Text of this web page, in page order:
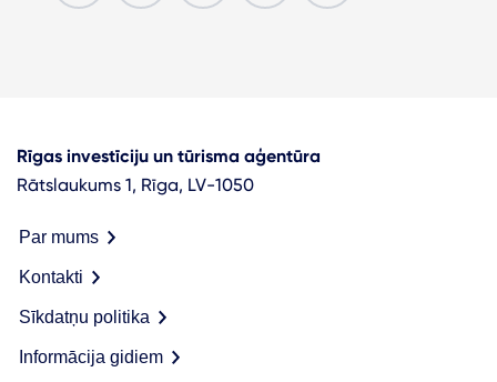
Rīgas investīciju un tūrisma aģentūra
Rātslaukums 1, Rīga, LV-1050
Par mums
Kontakti
Sīkdatņu politika
Informācija gidiem